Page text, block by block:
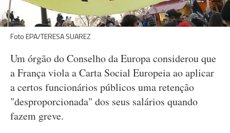
Foto EPA/TERESA SUAREZ
Um órgão do Conselho da Europa considerou que
a França viola a Carta Social Europeia ao aplicar
a certos funcionários públicos uma retenção
"desproporcionada" dos seus salários quando
fazem greve.